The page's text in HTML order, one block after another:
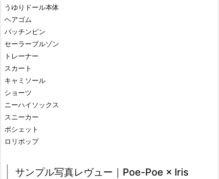
うゆりドール本体
ヘアゴム
パッチンピン
セーラーブルゾン
トレーナー
スカート
キャミソール
ショーツ
ニーハイソックス
スニーカー
ポシェット
ロリポップ
サンプル写真レヴュー｜Poe-Poe × Iris